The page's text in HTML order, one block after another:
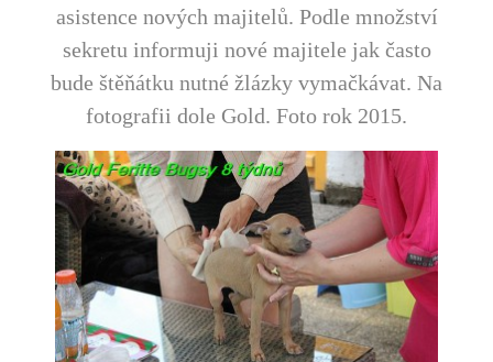
asistence nových majitelů. Podle množství
sekretu informuji nové majitele jak často
bude štěňátku nutné žlázky vymačkávat. Na
fotografii dole Gold. Foto rok 2015.